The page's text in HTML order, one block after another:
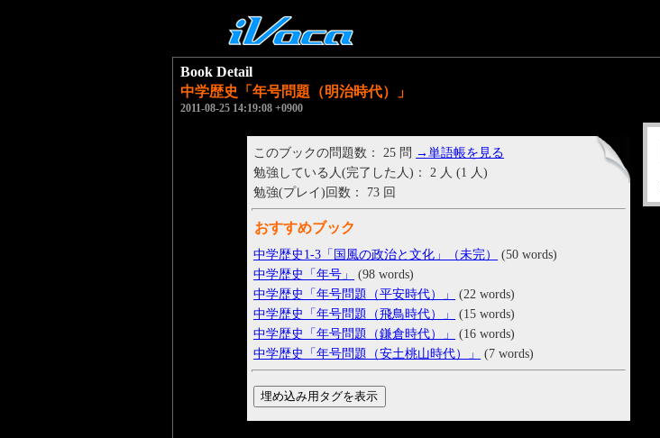
Book Detail
中学歴史「年号問題（明治時代）」
2011-08-25 14:19:08 +0900
このブックの問題数： 25 問 →単語帳を見る
勉強している人(完了した人)： 2 人 (1 人)
勉強(プレイ)回数： 73 回
おすすめブック
中学歴史1-3「国風の政治と文化」（未完）
(50 words)
中学歴史「年号」
(98 words)
中学歴史「年号問題（平安時代）」
(22 words)
中学歴史「年号問題（飛鳥時代）」
(15 words)
中学歴史「年号問題（鎌倉時代）」
(16 words)
中学歴史「年号問題（安土桃山時代）」
(7 words)